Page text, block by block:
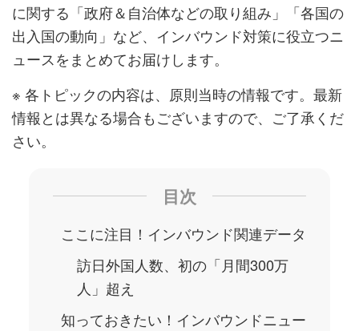
に関する「政府＆自治体などの取り組み」「各国の
出入国の動向」など、インバウンド対策に役立つニ
ュースをまとめてお届けします。
※ 各トピックの内容は、原則当時の情報です。最新
情報とは異なる場合もございますので、ご了承くだ
さい。
目次
ここに注目！インバウンド関連データ
訪日外国人数、初の「月間300万
人」超え
知っておきたい！インバウンドニュー